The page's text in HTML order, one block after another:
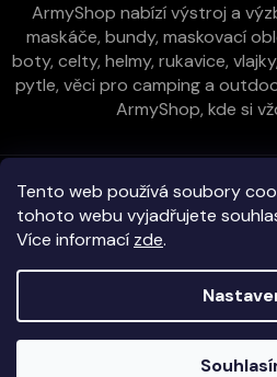
Tento web používá soubory
tohoto webu vyjadřujete
Více informací zde.
ArmyShop nabízí výstroj a
maskáče, bundy, maskovací
boty, celty, helmy, rukavice,
pytle, věci pro camping a
ArmyShop, kde si
Zákaznická péče
Vše o nákupu
E-ArmyShop.cz .